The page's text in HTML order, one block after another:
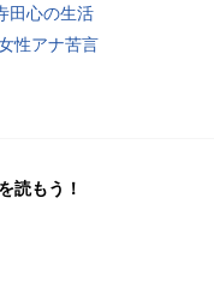
田心の生活
性アナ苦言
読もう！